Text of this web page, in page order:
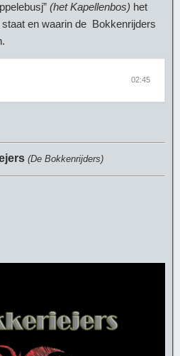
(het Kapellenbos) het
en waarin de Bokkenrijders
02:45
(De Bokkenrijders)